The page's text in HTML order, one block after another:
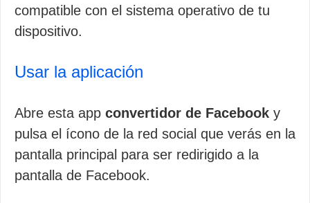
compatible con el sistema operativo de tu
dispositivo.
Usar la aplicación
Abre esta app convertidor de Facebook y
pulsa el ícono de la red social que verás en la
pantalla principal para ser redirigido a la
pantalla de Facebook.